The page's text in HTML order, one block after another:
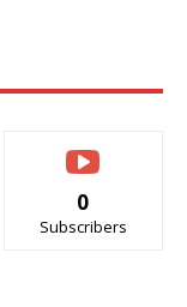
0
Subscribers